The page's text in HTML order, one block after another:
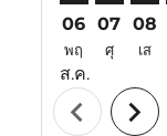
06
พฤ
ส.ค.
07
ศุ
08
เส
chevron_left chevron_right